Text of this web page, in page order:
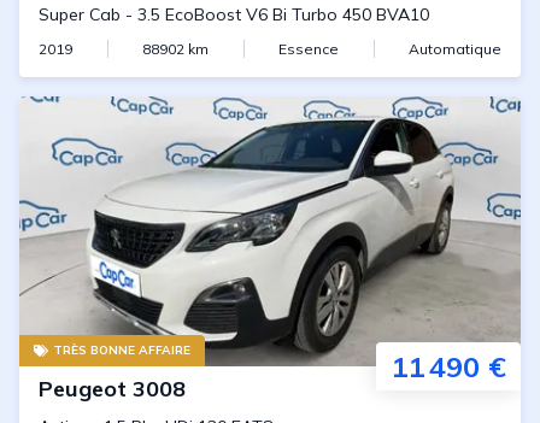
Super Cab - 3.5 EcoBoost V6 Bi Turbo 450 BVA10
2019 88902 km Essence Automatique
TRÈS BONNE AFFAIRE 11 490 €
Peugeot 3008